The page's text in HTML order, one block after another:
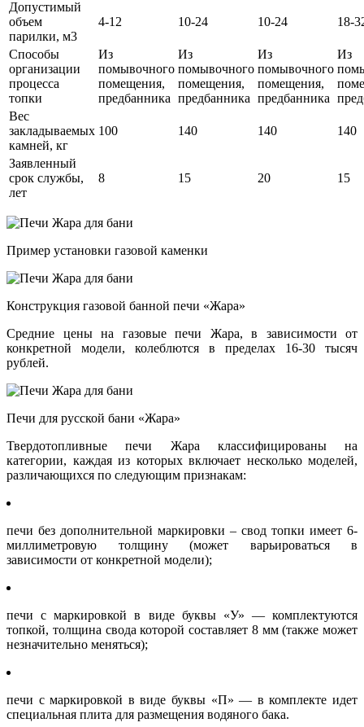
Допустимый
объем
парилки, м3
4-12 10-24 10-24 18-
Способы
организации
процесса
топки
Из
помывочного
помещения,
предбанника
Из
помывочного
помещения,
предбанника
Из
помывочного
помещения,
предбанника
Из
Вес
закладываемых
камней, кг
100 140 140 140
Заявленный
срок службы,
лет
8 15 20 15
Пример установки газовой каменки
Конструкция газовой банной печи «Жара»
Средние цены на газовые печи Жара, в зависимости от
конкретной модели, колеблются в пределах 16-30 тысяч
рублей.
Печи для русской бани «Жара»
Твердотопливные печи Жара классифицированы на
категории, каждая из которых включает несколько моделей,
различающихся по следующим признакам:
печи без дополнительной маркировки – свод топки имеет 6-
миллиметровую толщину (может варьироваться в
зависимости от конкретной модели);
печи с маркировкой в виде буквы «У» — комплектуются
топкой, толщина свода которой составляет 8 мм (также может
незначительно меняться);
печи с маркировкой в виде буквы «П» — в комплекте идет
специальная плита для размещения водяного бака.